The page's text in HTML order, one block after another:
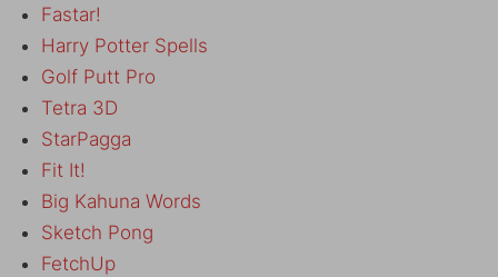
Fastar!
Harry Potter Spells
Golf Putt Pro
Tetra 3D
StarPagga
Fit It!
Big Kahuna Words
Sketch Pong
FetchUp